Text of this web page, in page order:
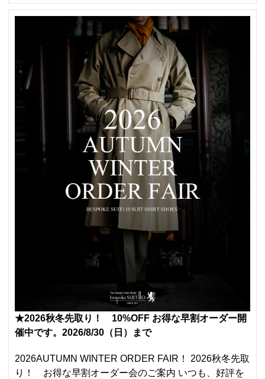
★2026秋冬先取り！ 10%OFF お得な早割オーダー開
催中です。2026/8/30（日）まで
2026AUTUMN WINTER ORDER FAIR！ 2026秋冬先取
り！ お得な早割オーダー会のご案内 いつも、好評を